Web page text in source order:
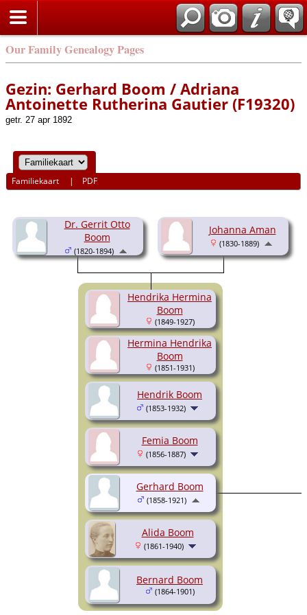
Our Family Genealogy Pages
Gezin: Gerhard Boom / Adriana
Antoinette Rutherina Gautier (F19320)
getr. 27 apr 1892
Familiekaart | PDF
Dr. Gerrit Otto
Boom
(1820-1894)
Johanna Aman
(1830-1889)
Hendrika Hermina
Boom
(1849-1927)
Hermina Hendrika
Boom
(1851-1931)
Hendrik Boom
(1853-1932)
Femia Boom
(1856-1887)
Alida Boom
(1861-1940)
Bernard Boom
(1864-1901)
Gerhard Boom
(1858-1921)